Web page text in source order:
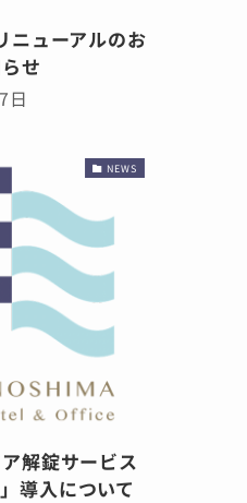
ニューアルのお
せ
日
NEWS
解錠サービス
導入について